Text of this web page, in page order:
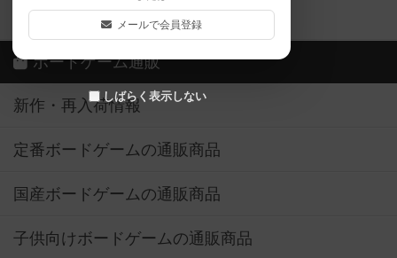
メールで会員登録
しばらく表示しない
ボドゲーマご利用案内
ボードゲーム通販
新作・再入荷情報
定番ボードゲームの通販商品
国産ボードゲームの通販商品
子供向けボードゲームの通販商品